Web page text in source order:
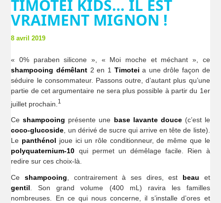
TIMOTEI KIDS… IL EST
VRAIMENT MIGNON !
8 avril 2019
« 0% paraben silicone », « Moi moche et méchant », ce
shampooing démêlant 2 en 1 Timotei a une drôle façon de
séduire le consommateur. Passons outre, d’autant plus qu’une
partie de cet argumentaire ne sera plus possible à partir du 1er
juillet prochain. 1
Ceshampooing présente une base lavante douce(c’est le
coco-glucoside, un dérivé de sucre qui arrive en tête de liste).
Le panthénol joue ici un rôle conditionneur, de même que le
polyquaternium-10 qui permet un démêlage facile. Rien à
redire sur ces choix-là.
Ceshampooing, contrairement à ses dires, est beau et
gentil. Son grand volume (400 mL) ravira les familles
nombreuses. En ce qui nous concerne, il s’installe d’ores et